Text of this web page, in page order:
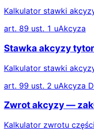
Kalkulator stawki
art. 89 ust. 1 uAkcyza
Stawka akcyzy
Kalkulator stawki
art. 99 ust. 2 uAkcyza
Zwrot akcyzy —
Kalkulator zwrotu